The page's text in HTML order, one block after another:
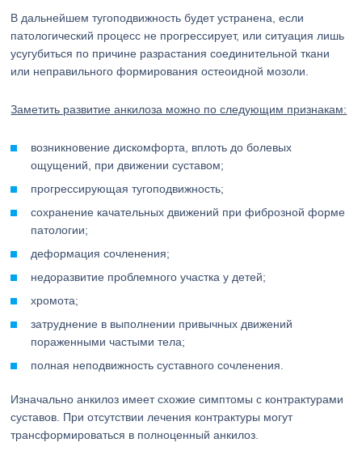
В дальнейшем тугоподвижность будет устранена, если
патологический процесс не прогрессирует, или ситуация лишь
усугубиться по причине разрастания соединительной ткани
или неправильного формирования остеоидной мозоли.
Заметить развитие анкилоза можно по следующим признакам:
возникновение дискомфорта, вплоть до болевых
ощущений, при движении суставом;
прогрессирующая тугоподвижность;
сохранение качательных движений при фиброзной форме
патологии;
деформация сочленения;
недоразвитие проблемного участка у детей;
хромота;
затруднение в выполнении привычных движений
пораженными частыми тела;
полная неподвижность суставного сочленения.
Изначально анкилоз имеет схожие симптомы с контрактурами
суставов. При отсутствии лечения контрактуры могут
трансформироваться в полноценный анкилоз.